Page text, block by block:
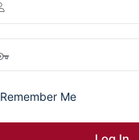
Remember Me